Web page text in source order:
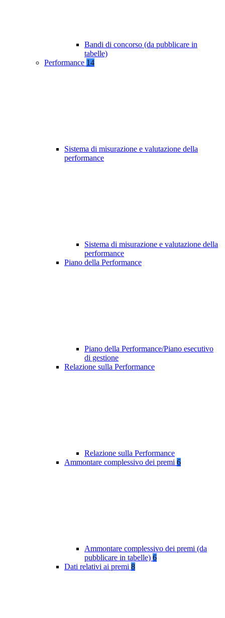
Bandi di concorso (da pubblicare in
tabelle)
Performance 14
Sistema di misurazione e valutazione della
performance
Sistema di misurazione e valutazione della
performance
Piano della Performance
Piano della Performance/Piano esecutivo
di gestione
Relazione sulla Performance
Relazione sulla Performance
Ammontare complessivo dei premi 6
Ammontare complessivo dei premi (da
pubblicare in tabelle) 6
Dati relativi ai premi 8